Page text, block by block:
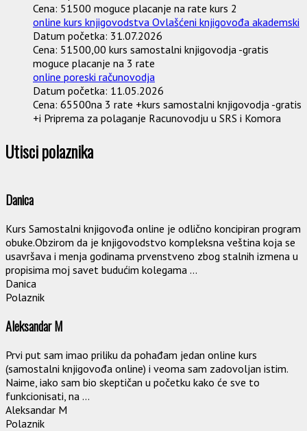
Cena: 51500 moguce placanje na rate kurs 2
online kurs knjigovodstva Ovlašćeni knjigovođa akademski
Datum početka: 31.07.2026
Cena: 51500,00 kurs samostalni knjigovodja -gratis
moguce placanje na 3 rate
online poreski računovodja
Datum početka: 11.05.2026
Cena: 65500na 3 rate +kurs samostalni knjigovodja -gratis
+i Priprema za polaganje Racunovodju u SRS i Komora
Utisci polaznika
Danica
Kurs Samostalni knjigovođa online je odlično koncipiran program
obuke.Obzirom da je knjigovodstvo kompleksna veština koja se
usavršava i menja godinama prvenstveno zbog stalnih izmena u
propisima moj savet budućim kolegama ...
Danica
Polaznik
Aleksandar M
Prvi put sam imao priliku da pohađam jedan online kurs
(samostalni knjigovođa online) i veoma sam zadovoljan istim.
Naime, iako sam bio skeptičan u početku kako će sve to
funkcionisati, na ...
Aleksandar M
Polaznik